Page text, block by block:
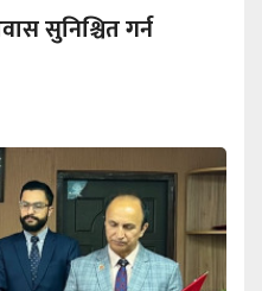
सुनिश्चित गर्न